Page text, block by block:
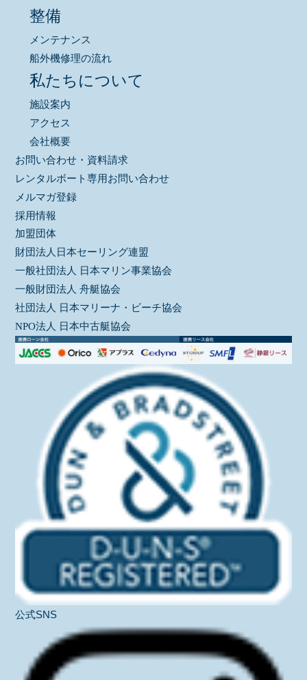
整備
メンテナンス
船外機修理の流れ
私たちについて
施設案内
アクセス
会社概要
お問い合わせ・資料請求
レンタルボート専用お問い合わせ
メルマガ登録
採用情報
加盟団体
財団法人日本セーリング連盟
一般社団法人 日本マリン事業協会
一般財団法人 舟艇協会
社団法人 日本マリーナ・ビーチ協会
NPO法人 日本中古艇協会
公式SNS